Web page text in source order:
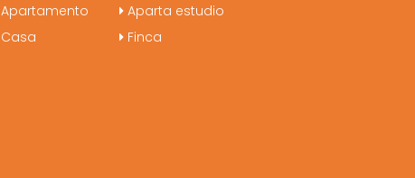
Apartamento
Aparta estudio
Casa
Finca